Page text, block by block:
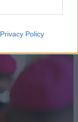
Privacy Policy